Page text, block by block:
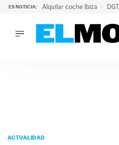
ES NOTICIA: Alquilar coche Ibiza
PODCAST
ACTUALIDAD